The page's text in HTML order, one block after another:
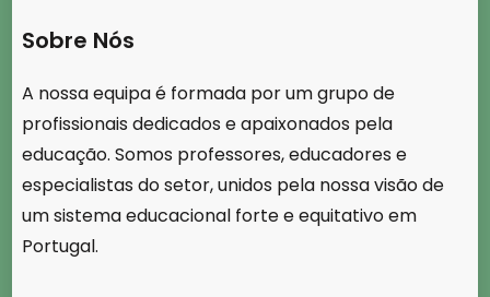
Sobre Nós
A nossa equipa é formada por um grupo de
profissionais dedicados e apaixonados pela
educação. Somos professores, educadores e
especialistas do setor, unidos pela nossa visão de
um sistema educacional forte e equitativo em
Portugal.